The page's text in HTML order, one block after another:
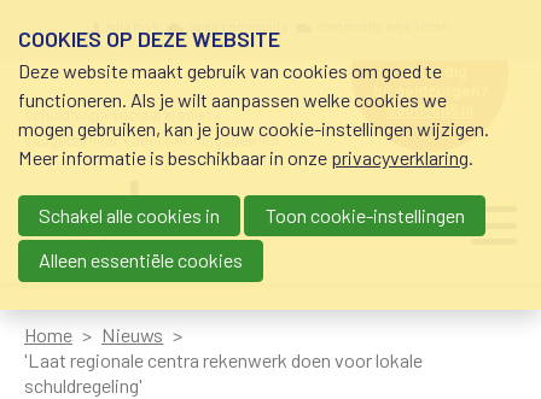
schuldhulp • sociaal krediet •
budgetbeheer • beschermingsbewind
hulp nodig
bij geldzorgen?
0800-8115.nl
Main navigation
Home
Nieuws
'Laat regionale centra rekenwerk doen voor lokale
schuldregeling'
COOKIES OP DEZE WEBSITE
Deze website maakt gebruik van cookies om goed te
functioneren. Als je wilt aanpassen welke cookies we
mogen gebruiken, kan je jouw cookie-instellingen wijzigen.
Meer informatie is beschikbaar in onze privacyverklaring.
Schakel alle cookies in
Toon cookie-instellingen
Alleen essentiële cookies